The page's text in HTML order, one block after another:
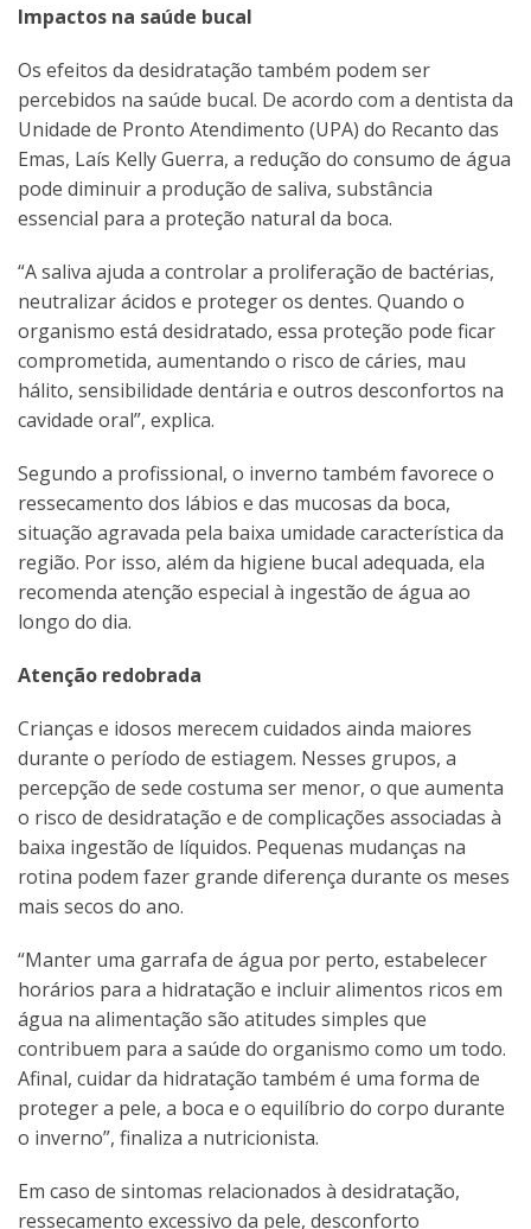
Impactos na saúde bucal
Os efeitos da desidratação também podem ser
percebidos na saúde bucal. De acordo com a dentista da
Unidade de Pronto Atendimento (UPA) do Recanto das
Emas, Laís Kelly Guerra, a redução do consumo de água
pode diminuir a produção de saliva, substância
essencial para a proteção natural da boca.
“A saliva ajuda a controlar a proliferação de bactérias,
neutralizar ácidos e proteger os dentes. Quando o
organismo está desidratado, essa proteção pode ficar
comprometida, aumentando o risco de cáries, mau
hálito, sensibilidade dentária e outros desconfortos na
cavidade oral”, explica.
Segundo a profissional, o inverno também favorece o
ressecamento dos lábios e das mucosas da boca,
situação agravada pela baixa umidade característica da
região. Por isso, além da higiene bucal adequada, ela
recomenda atenção especial à ingestão de água ao
longo do dia.
Atenção redobrada
Crianças e idosos merecem cuidados ainda maiores
durante o período de estiagem. Nesses grupos, a
percepção de sede costuma ser menor, o que aumenta
o risco de desidratação e de complicações associadas à
baixa ingestão de líquidos. Pequenas mudanças na
rotina podem fazer grande diferença durante os meses
mais secos do ano.
“Manter uma garrafa de água por perto, estabelecer
horários para a hidratação e incluir alimentos ricos em
água na alimentação são atitudes simples que
contribuem para a saúde do organismo como um todo.
Afinal, cuidar da hidratação também é uma forma de
proteger a pele, a boca e o equilíbrio do corpo durante
o inverno”, finaliza a nutricionista.
Em caso de sintomas relacionados à desidratação,
ressecamento excessivo da pele, desconforto